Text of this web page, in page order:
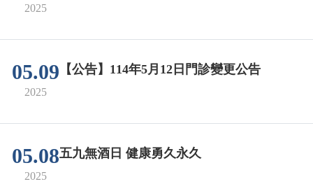
2025
05.09
2025
【公告】114年5月12日門診變更公告
05.08
2025
五九無酒日 健康勇久永久